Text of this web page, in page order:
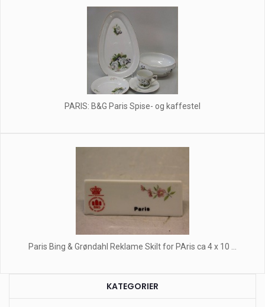
PARIS: B&G Paris Spise- og kaffestel
Paris Bing & Grøndahl Reklame Skilt for PAris ca 4 x 10 ...
KATEGORIER